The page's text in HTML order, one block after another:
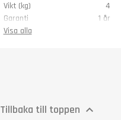
Vikt (kg)
4
Garanti
1 år
Visa alla
Tillbaka till toppen 